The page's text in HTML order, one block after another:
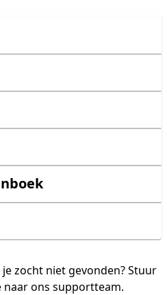
zocht niet gevonden? Stuur
ons supportteam.